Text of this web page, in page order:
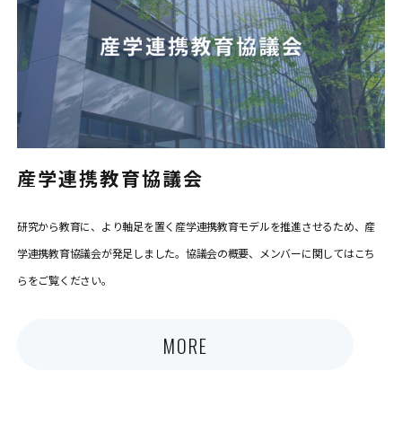
産学連携教育協議会
研究から教育に、より軸足を置く産学連携教育モデルを推進させるため、産
学連携教育協議会が発足しました。協議会の概要、メンバーに関してはこち
らをご覧ください。
MORE